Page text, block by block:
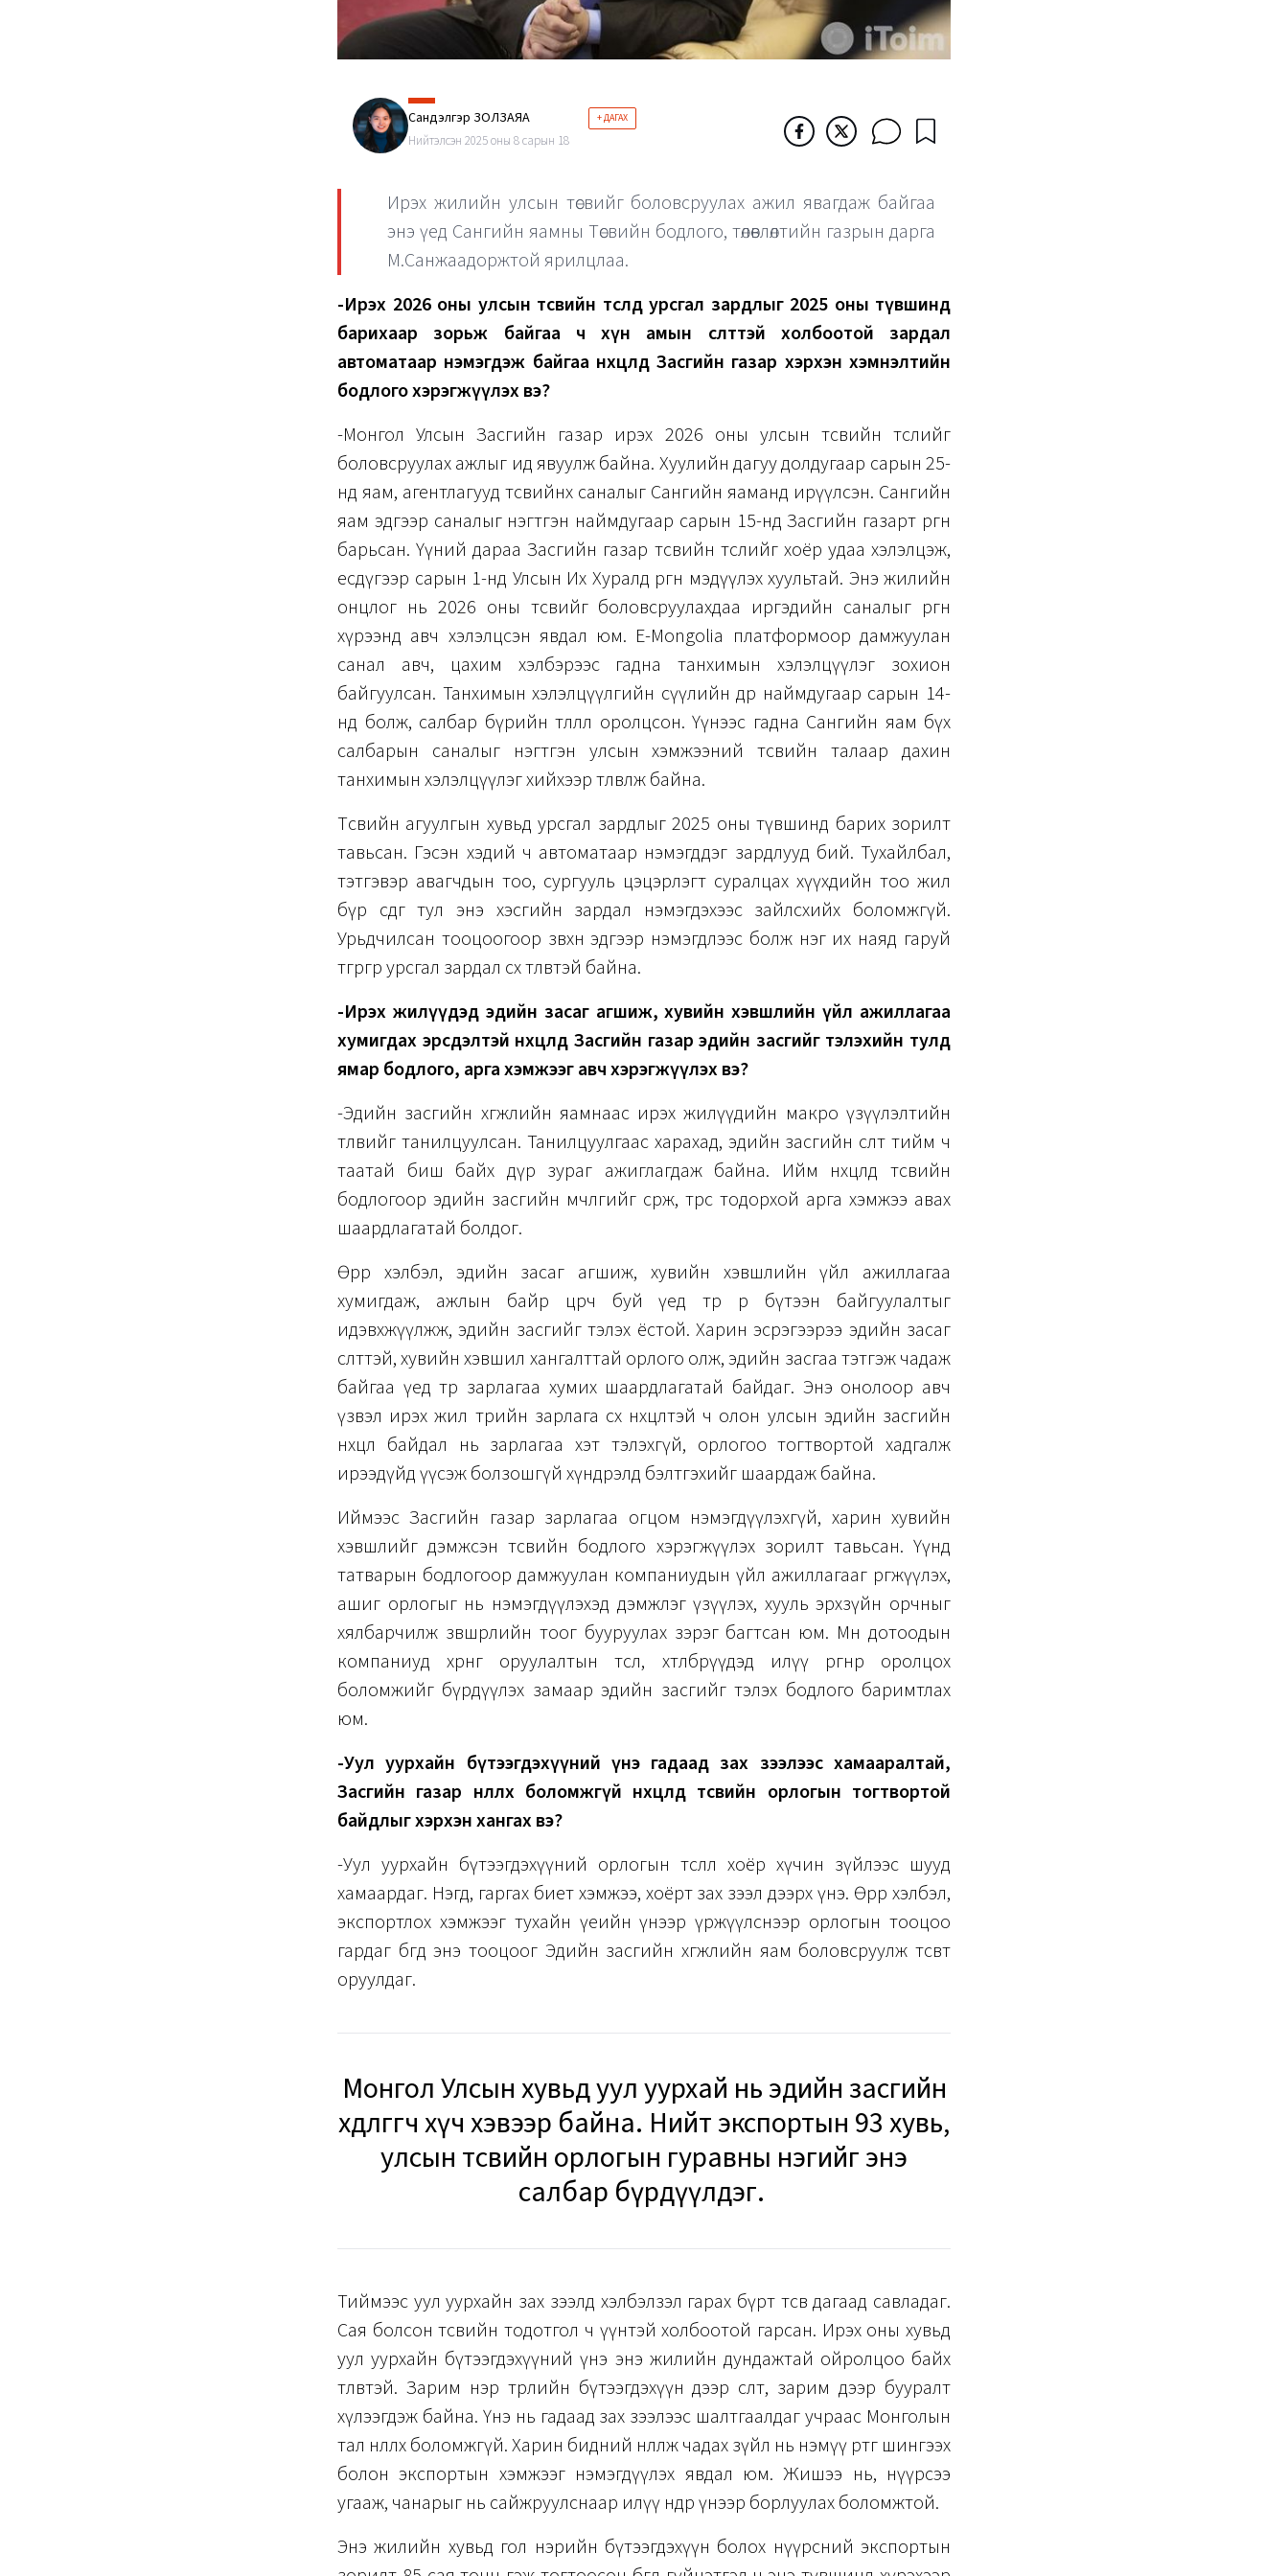
Сандэлгэр ЗОЛЗАЯА + ДАГАХ
Нийтэлсэн 2025 оны 8 сарын 18
Ирэх жилийн улсын төсвийг боловсруулах ажил явагдаж байгаа
энэ үед Сангийн яамны Төсвийн бодлого, төлөвлөлтийн газрын дарга
М.Санжаадоржтой ярилцлаа.
-Ирэх 2026 оны улсын төсвийн төсөлд урсгал зардлыг 2025 оны түвшинд
барихаар зорьж байгаа ч хүн амын өсөлттэй холбоотой зардал
автоматаар нэмэгдэж байгаа нөхцөлд Засгийн газар хэрхэн хэмнэлтийн
бодлого хэрэгжүүлэх вэ?
-Монгол Улсын Засгийн газар ирэх 2026 оны улсын төсвийн төслийг
боловсруулах ажлыг ид явуулж байна. Хуулийн дагуу долдугаар сарын 25-
нд яам, агентлагууд төсвийнхөө саналыг Сангийн яаманд ирүүлсэн. Сангийн
яам эдгээр саналыг нэгтгэн наймдугаар сарын 15-нд Засгийн газарт өргөн
барьсан. Үүний дараа Засгийн газар төсвийн төслийг хоёр удаа хэлэлцэж,
есдүгээр сарын 1-нд Улсын Их Хуралд өргөн мэдүүлэх хуультай. Энэ жилийн
онцлог нь 2026 оны төсвийг боловсруулахдаа иргэдийн саналыг өргөн
хүрээнд авч хэлэлцсэн явдал юм. E-Mongolia платформоор дамжуулан
санал авч, цахим хэлбэрээс гадна танхимын хэлэлцүүлэг зохион
байгуулсан. Танхимын хэлэлцүүлгийн сүүлийн өдөр наймдугаар сарын 14-
нд болж, салбар бүрийн төлөөлөл оролцсон. Үүнээс гадна Сангийн яам бүх
салбарын саналыг нэгтгэн улсын хэмжээний төсвийн талаар дахин
танхимын хэлэлцүүлэг хийхээр төлөвлөж байна.
Төсвийн агуулгын хувьд урсгал зардлыг 2025 оны түвшинд барих зорилт
тавьсан. Гэсэн хэдий ч автоматаар нэмэгддэг зардлууд бий. Тухайлбал,
тэтгэвэр авагчдын тоо, сургууль цэцэрлэгт суралцах хүүхдийн тоо жил
бүр өсдөг тул энэ хэсгийн зардал нэмэгдэхээс зайлсхийх боломжгүй.
Урьдчилсан тооцоогоор зөвхөн эдгээр нэмэгдлээс болж нэг их наяд гаруй
төгрөгөөр урсгал зардал өсөх төлөвтэй байна.
-Ирэх жилүүдэд эдийн засаг агшиж, хувийн хэвшлийн үйл ажиллагаа
хумигдах эрсдэлтэй нөхцөлд Засгийн газар эдийн засгийг тэлэхийн тулд
ямар бодлого, арга хэмжээг авч хэрэгжүүлэх вэ?
-Эдийн засгийн хөгжлийн яамнаас ирэх жилүүдийн макро үзүүлэлтийн
төлөвийг танилцуулсан. Танилцуулгаас харахад, эдийн засгийн өсөлт тийм ч
таатай биш байх дүр зураг ажиглагдаж байна. Ийм нөхцөлд төсвийн
бодлогоор эдийн засгийн мөчлөгийг сөрж, төрөөс тодорхой арга хэмжээ авах
шаардлагатай болдог.
Өөрөөр хэлбэл, эдийн засаг агшиж, хувийн хэвшлийн үйл ажиллагаа
хумигдаж, ажлын байр цөөрч буй үед төр өөрөө бүтээн байгуулалтыг
идэвхжүүлжж, эдийн засгийг тэлэх ёстой. Харин эсрэгээрээ эдийн засаг
өсөлттэй, хувийн хэвшил хангалттай орлого олж, эдийн засгаа тэтгэж чадаж
байгаа үед төр зарлагаа хумих шаардлагатай байдаг. Энэ онолоор авч
үзвэл ирэх жил төрийн зарлага өсөх нөхцөлтэй ч олон улсын эдийн засгийн
нөхцөл байдал нь зарлагаа хэт тэлэхгүй, орлогоо тогтвортой хадгалж
ирээдүйд үүсэж болзошгүй хүндрэлд бэлтгэхийг шаардаж байна.
Иймээс Засгийн газар зарлагаа огцом нэмэгдүүлэхгүй, харин хувийн
хэвшлийг дэмжсэн төсвийн бодлого хэрэгжүүлэх зорилт тавьсан. Үүнд
татварын бодлогоор дамжуулан компаниудын үйл ажиллагааг өргөжүүлэх,
ашиг орлогыг нь нэмэгдүүлэхэд дэмжлэг үзүүлэх, хууль эрхзүйн орчныг
хялбарчилж зөвшөөрлийн тоог бууруулах зэрэг багтсан юм. Мөн дотоодын
компаниуд хөрөнгө оруулалтын төсөл, хөтөлбөрүүдэд илүү өргөнөөр оролцох
боломжийг бүрдүүлэх замаар эдийн засгийг тэлэх бодлого баримтлах
юм.
-Уул уурхайн бүтээгдэхүүний үнэ гадаад зах зээлээс хамааралтай,
Засгийн газар нөлөөлөх боломжгүй нөхцөлд төсвийн орлогын тогтвортой
байдлыг хэрхэн хангах вэ?
-Уул уурхайн бүтээгдэхүүний орлогын төсөөлөл хоёр хүчин зүйлээс шууд
хамаардаг. Нэгд, гаргах биет хэмжээ, хоёрт зах зээл дээрх үнэ. Өөрөөр хэлбэл,
экспортлох хэмжээг тухайн үеийн үнээр үржүүлснээр орлогын тооцоо
гардаг бөгөөд энэ тооцоог Эдийн засгийн хөгжлийн яам боловсруулж төсөвт
оруулдаг.
Монгол Улсын хувьд уул уурхай нь эдийн засгийн
хөдөлгөгч хүч хэвээр байна. Нийт экспортын 93 хувь,
улсын төсвийн орлогын гуравны нэгийг энэ
салбар бүрдүүлдэг.
Тиймээс уул уурхайн зах зээлд хэлбэлзэл гарах бүрт төсөв дагаад савладаг.
Сая болсон төсвийн тодотгол ч үүнтэй холбоотой гарсан. Ирэх оны хувьд
уул уурхайн бүтээгдэхүүний үнэ энэ жилийн дундажтай ойролцоо байх
төлөвтэй. Зарим нэр төрлийн бүтээгдэхүүн дээр өсөлт, зарим дээр бууралт
хүлээгдэж байна. Үнэ нь гадаад зах зээлээс шалтгаалдаг учраас Монголын
тал нөлөөлөх боломжгүй. Харин бидний нөлөөлж чадах зүйл нь нэмүү өртөг шингээх
болон экспортын хэмжээг нэмэгдүүлэх явдал юм. Жишээ нь, нүүрсээ
угааж, чанарыг нь сайжруулснаар илүү өндөр үнээр борлуулах боломжтой.
Энэ жилийн хувьд гол нэрийн бүтээгдэхүүн болох нүүрсний экспортын